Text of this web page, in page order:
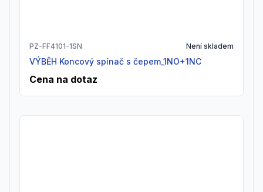
PZ-FF4101-1SN Není skladem
VÝBĚH Koncový spínač s čepem_1NO+1NC
Cena na dotaz